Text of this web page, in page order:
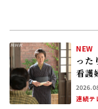
NEW
った
看護
分の
連続テ